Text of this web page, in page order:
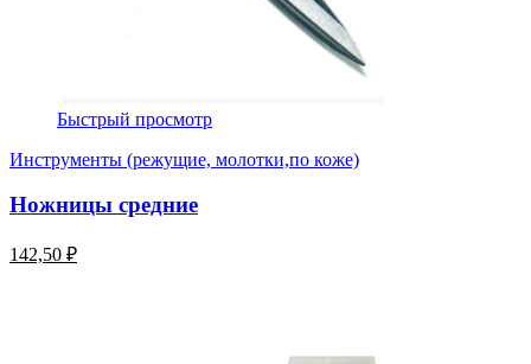
Быстрый просмотр
Инструменты (режущие, молотки,по коже)
Ножницы средние
142,50 ₽